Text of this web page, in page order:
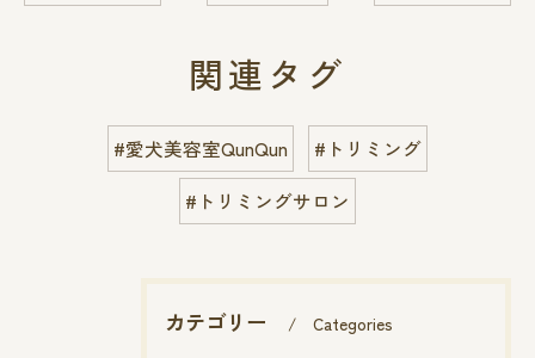
関連タグ
#愛犬美容室QunQun
#トリミング
#トリミングサロン
カテゴリー Categories